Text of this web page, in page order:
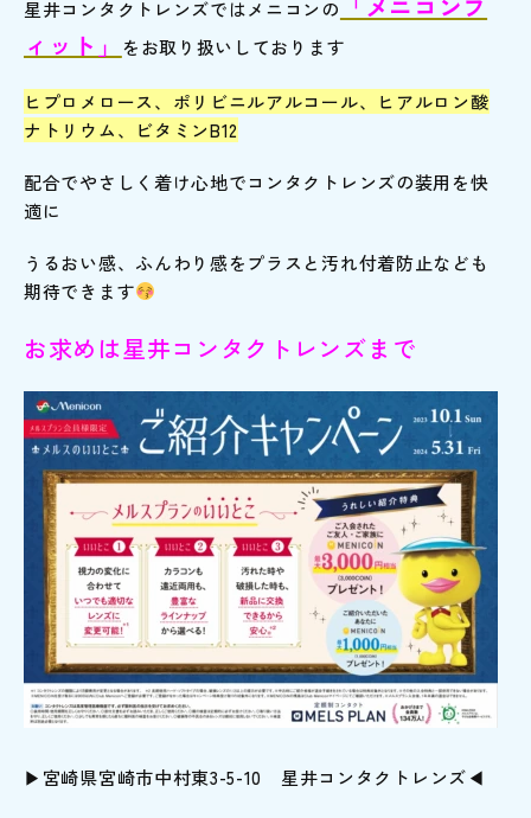
星井コンタクトレンズではメニコンの
ィット」
をお取り扱いしております
ヒプロメロース、ポリビニルアルコール、ヒアルロン酸
ナトリウム、ビタミンB12
配合でやさしく着け心地でコンタクトレンズの装用を快
適に
うるおい感、ふんわり感をプラスと汚れ付着防止なども
期待できます
お求めは星井コンタクトレンズまで
▶宮崎県宮崎市中村東3-5-10 星井コンタクトレンズ◀